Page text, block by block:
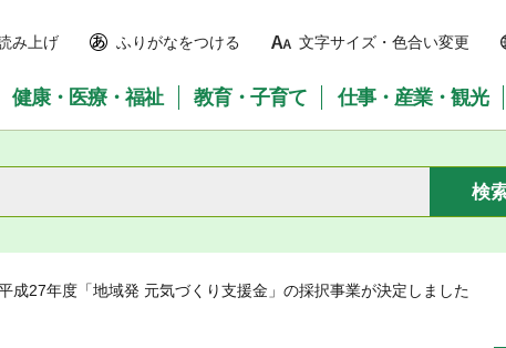
み上げ ふりがなをつける 文字サイズ・色合い変更
健康・医療・福祉 教育・子育て 仕事・産業・観光
成27年度「地域発 元気づくり支援金」の採択事業が決定しました